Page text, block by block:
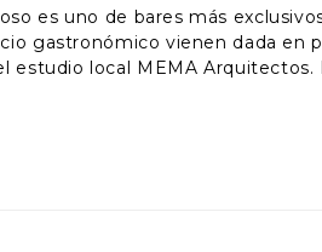
es uno de bares más
gastronómico vienen dada en
estudio local MEMA Arquitectos.